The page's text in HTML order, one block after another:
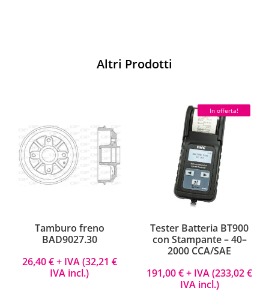
Altri Prodotti
Tamburo freno
BAD9027.30
26,40€+ IVA (32,21 €
IVA incl.)
In offerta!
Tester Batteria BT900
con Stampante – 40–
2000 CCA/SAE
191,00€+ IVA (233,02€
IVA incl.)